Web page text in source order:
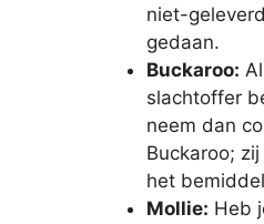
niet-
gedaan.
Buckaroo:
slachtoffer
neem dan
Buckaroo;
het
Mollie: Heb